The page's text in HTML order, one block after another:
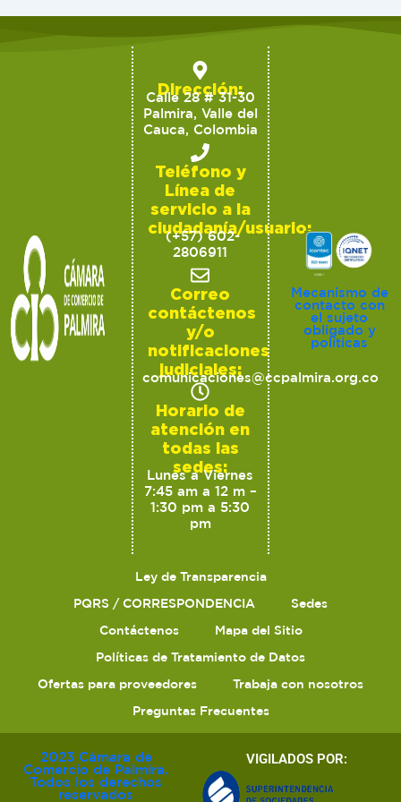
Dirección:
Calle 28 # 31-30
Palmira, Valle del
Cauca, Colombia
Teléfono y
Línea de
servicio a la
ciudadanía/usuario:
(+57) 602-
2806911
Correo
contáctenos
y/o
notificaciones
judiciales:
comunicaciones@ccpalmira.org.co
Horario de
atención en
todas las
sedes:
Lunes a Viernes
7:45 am a 12 m –
1:30 pm a 5:30
pm
Mecanismo de
contacto con
el sujeto
obligado y
políticas
Ley de Transparencia
PQRS / CORRESPONDENCIA
Sedes
Contáctenos
Mapa del Sitio
Políticas de Tratamiento de Datos
Ofertas para proveedores
Trabaja con nosotros
Preguntas Frecuentes
2023 Cámara de
Comercio de Palmira.
Todos los derechos
reservados
VIGILADOS POR: